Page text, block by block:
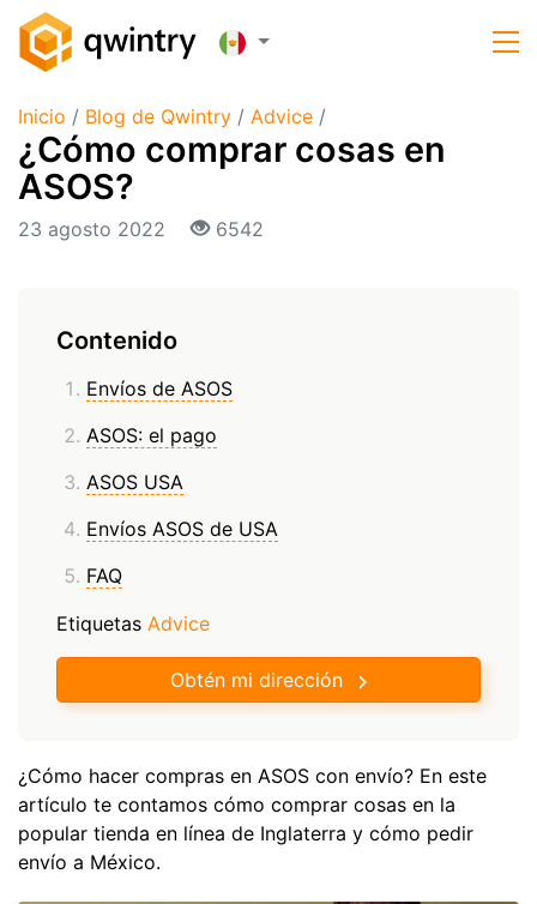
Inicio / Blog de Qwintry / Advice /
¿Cómo comprar cosas en
ASOS?
23 agosto 2022 6542
Contenido
Envíos de ASOS
ASOS: el pago
ASOS USA
Envíos ASOS de USA
FAQ
Etiquetas Advice
Obtén mi dirección
¿Cómo hacer compras en ASOS con envío? En este
artículo te contamos cómo comprar cosas en la
popular tienda en línea de Inglaterra y cómo pedir
envío a México.